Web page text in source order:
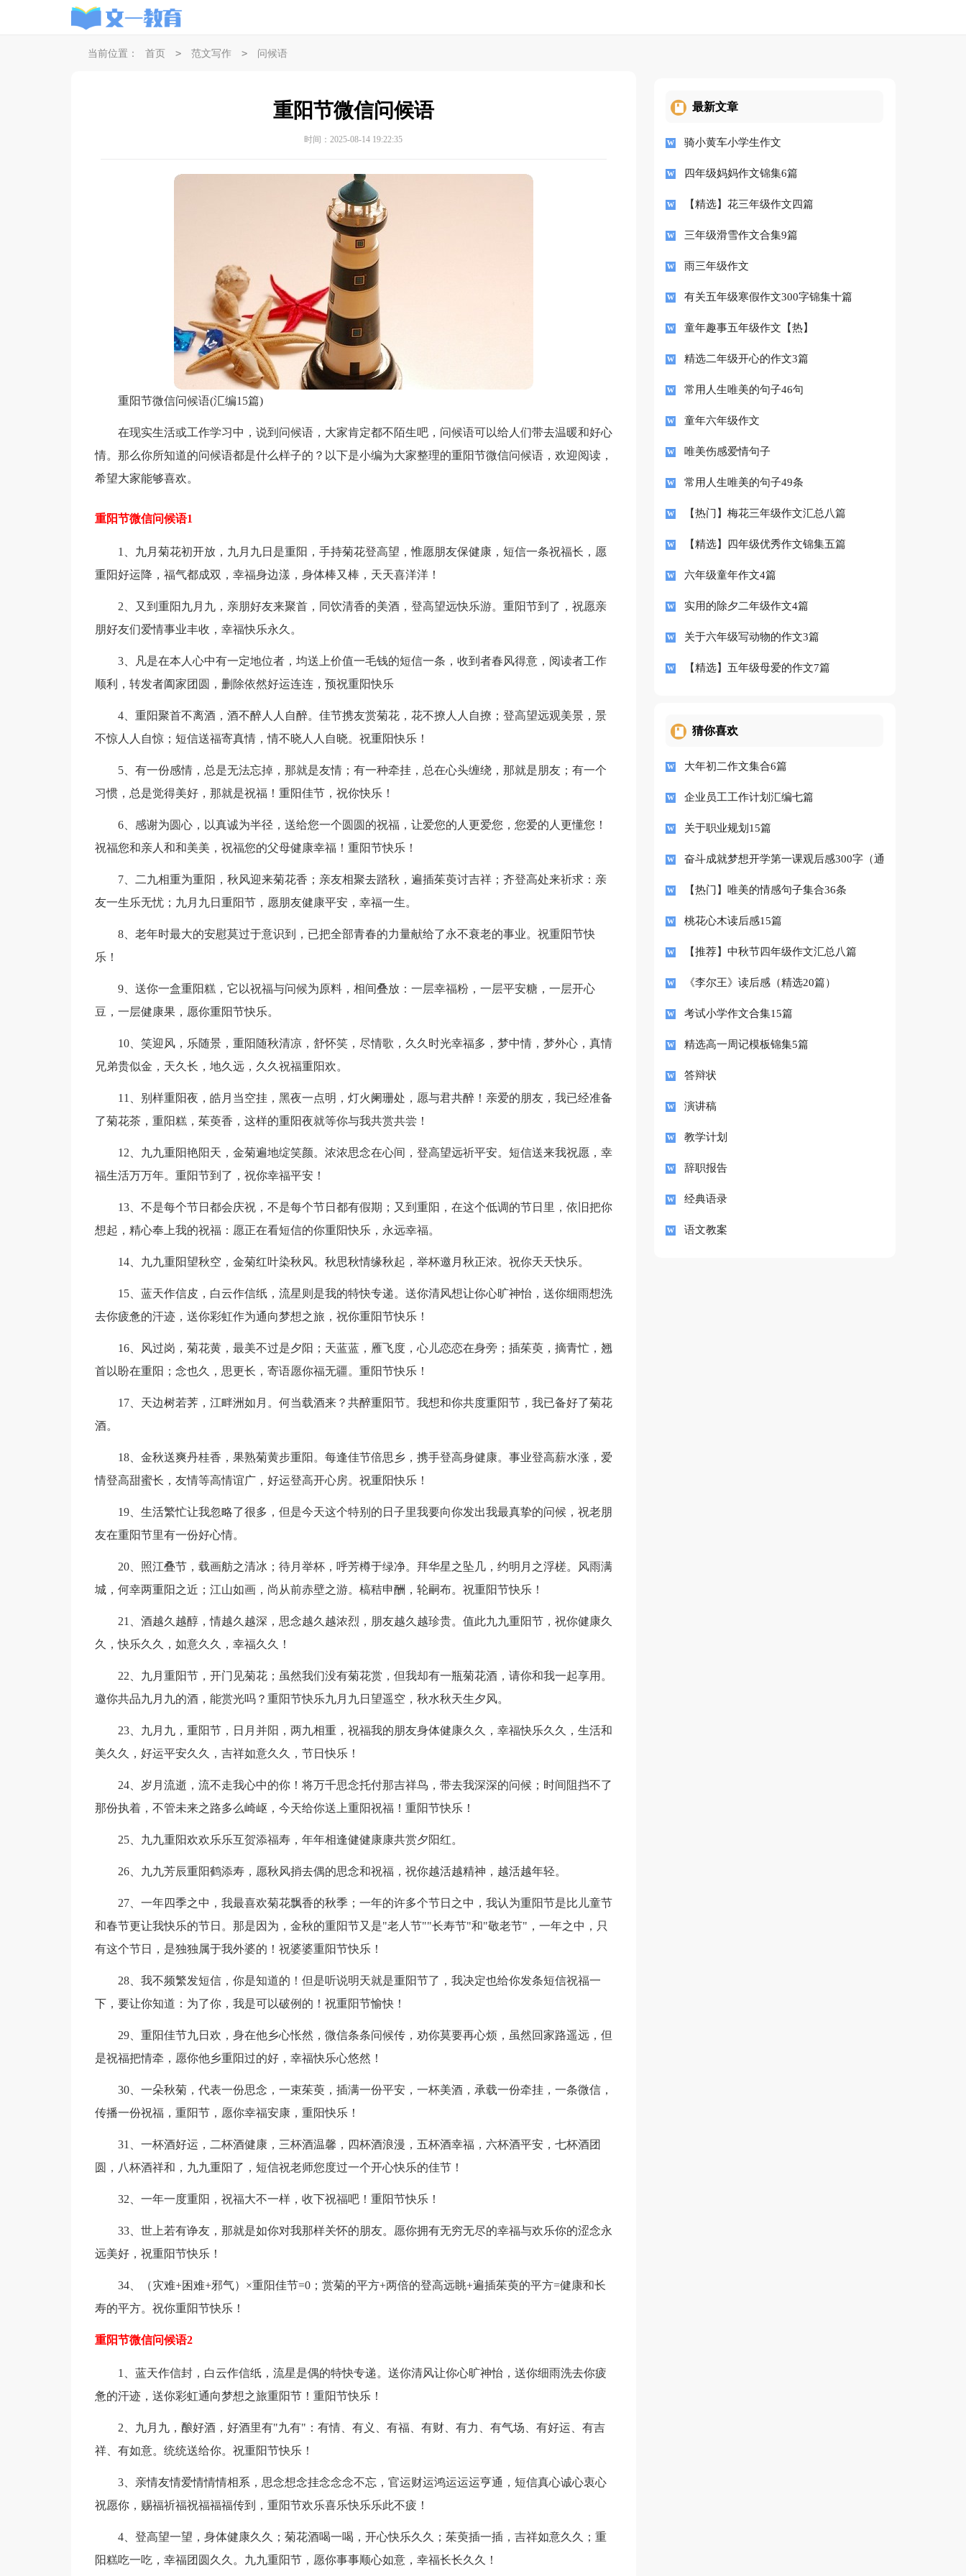
当前位置： 首页 > 范文写作 > 问候语
重阳节微信问候语
时间：2025-08-14 19:22:35
重阳节微信问候语(汇编15篇)
在现实生活或工作学习中，说到问候语，大家肯定都不陌生吧，问候语可以给人们带去温暖和好心
情。那么你所知道的问候语都是什么样子的？以下是小编为大家整理的重阳节微信问候语，欢迎阅读，
希望大家能够喜欢。
重阳节微信问候语1
1、九月菊花初开放，九月九日是重阳，手持菊花登高望，惟愿朋友保健康，短信一条祝福长，愿
重阳好运降，福气都成双，幸福身边漾，身体棒又棒，天天喜洋洋！
2、又到重阳九月九，亲朋好友来聚首，同饮清香的美酒，登高望远快乐游。重阳节到了，祝愿亲
朋好友们爱情事业丰收，幸福快乐永久。
3、凡是在本人心中有一定地位者，均送上价值一毛钱的短信一条，收到者春风得意，阅读者工作
顺利，转发者阖家团圆，删除依然好运连连，预祝重阳快乐
4、重阳聚首不离酒，酒不醉人人自醉。佳节携友赏菊花，花不撩人人自撩；登高望远观美景，景
不惊人人自惊；短信送福寄真情，情不晓人人自晓。祝重阳快乐！
5、有一份感情，总是无法忘掉，那就是友情；有一种牵挂，总在心头缠绕，那就是朋友；有一个
习惯，总是觉得美好，那就是祝福！重阳佳节，祝你快乐！
6、感谢为圆心，以真诚为半径，送给您一个圆圆的祝福，让爱您的人更爱您，您爱的人更懂您！
祝福您和亲人和和美美，祝福您的父母健康幸福！重阳节快乐！
7、二九相重为重阳，秋风迎来菊花香；亲友相聚去踏秋，遍插茱萸讨吉祥；齐登高处来祈求：亲
友一生乐无忧；九月九日重阳节，愿朋友健康平安，幸福一生。
8、老年时最大的安慰莫过于意识到，已把全部青春的力量献给了永不衰老的事业。祝重阳节快
乐！
9、送你一盒重阳糕，它以祝福与问候为原料，相间叠放：一层幸福粉，一层平安糖，一层开心
豆，一层健康果，愿你重阳节快乐。
10、笑迎风，乐随景，重阳随秋清凉，舒怀笑，尽情歌，久久时光幸福多，梦中情，梦外心，真情
兄弟贵似金，天久长，地久远，久久祝福重阳欢。
11、别样重阳夜，皓月当空挂，黑夜一点明，灯火阑珊处，愿与君共醉！亲爱的朋友，我已经准备
了菊花茶，重阳糕，茱萸香，这样的重阳夜就等你与我共赏共尝！
12、九九重阳艳阳天，金菊遍地绽笑颜。浓浓思念在心间，登高望远祈平安。短信送来我祝愿，幸
福生活万万年。重阳节到了，祝你幸福平安！
13、不是每个节日都会庆祝，不是每个节日都有假期；又到重阳，在这个低调的节日里，依旧把你
想起，精心奉上我的祝福：愿正在看短信的你重阳快乐，永远幸福。
14、九九重阳望秋空，金菊红叶染秋风。秋思秋情缘秋起，举杯邀月秋正浓。祝你天天快乐。
15、蓝天作信皮，白云作信纸，流星则是我的特快专递。送你清风想让你心旷神怡，送你细雨想洗
去你疲惫的汗迹，送你彩虹作为通向梦想之旅，祝你重阳节快乐！
16、风过岗，菊花黄，最美不过是夕阳；天蓝蓝，雁飞度，心儿恋恋在身旁；插茱萸，摘青忙，翘
首以盼在重阳；念也久，思更长，寄语愿你福无疆。重阳节快乐！
17、天边树若荠，江畔洲如月。何当载酒来？共醉重阳节。我想和你共度重阳节，我已备好了菊花
酒。
18、金秋送爽丹桂香，果熟菊黄步重阳。每逢佳节倍思乡，携手登高身健康。事业登高薪水涨，爱
情登高甜蜜长，友情等高情谊广，好运登高开心房。祝重阳快乐！
19、生活繁忙让我忽略了很多，但是今天这个特别的日子里我要向你发出我最真挚的问候，祝老朋
友在重阳节里有一份好心情。
20、照江叠节，载画舫之清冰；待月举杯，呼芳樽于绿净。拜华星之坠几，约明月之浮槎。风雨满
城，何幸两重阳之近；江山如画，尚从前赤壁之游。槁秸申酬，轮嗣布。祝重阳节快乐！
21、酒越久越醇，情越久越深，思念越久越浓烈，朋友越久越珍贵。值此九九重阳节，祝你健康久
久，快乐久久，如意久久，幸福久久！
22、九月重阳节，开门见菊花；虽然我们没有菊花赏，但我却有一瓶菊花酒，请你和我一起享用。
邀你共品九月九的酒，能赏光吗？重阳节快乐九月九日望遥空，秋水秋天生夕风。
23、九月九，重阳节，日月并阳，两九相重，祝福我的朋友身体健康久久，幸福快乐久久，生活和
美久久，好运平安久久，吉祥如意久久，节日快乐！
24、岁月流逝，流不走我心中的你！将万千思念托付那吉祥鸟，带去我深深的问候；时间阻挡不了
那份执着，不管未来之路多么崎岖，今天给你送上重阳祝福！重阳节快乐！
25、九九重阳欢欢乐乐互贺添福寿，年年相逢健健康康共赏夕阳红。
26、九九芳辰重阳鹤添寿，愿秋风捎去偶的思念和祝福，祝你越活越精神，越活越年轻。
27、一年四季之中，我最喜欢菊花飘香的秋季；一年的许多个节日之中，我认为重阳节是比儿童节
和春节更让我快乐的节日。那是因为，金秋的重阳节又是"老人节""长寿节"和"敬老节"，一年之中，只
有这个节日，是独独属于我外婆的！祝婆婆重阳节快乐！
28、我不频繁发短信，你是知道的！但是听说明天就是重阳节了，我决定也给你发条短信祝福一
下，要让你知道：为了你，我是可以破例的！祝重阳节愉快！
29、重阳佳节九日欢，身在他乡心怅然，微信条条问候传，劝你莫要再心烦，虽然回家路遥远，但
是祝福把情牵，愿你他乡重阳过的好，幸福快乐心悠然！
30、一朵秋菊，代表一份思念，一束茱萸，插满一份平安，一杯美酒，承载一份牵挂，一条微信，
传播一份祝福，重阳节，愿你幸福安康，重阳快乐！
31、一杯酒好运，二杯酒健康，三杯酒温馨，四杯酒浪漫，五杯酒幸福，六杯酒平安，七杯酒团
圆，八杯酒祥和，九九重阳了，短信祝老师您度过一个开心快乐的佳节！
32、一年一度重阳，祝福大不一样，收下祝福吧！重阳节快乐！
33、世上若有诤友，那就是如你对我那样关怀的朋友。愿你拥有无穷无尽的幸福与欢乐你的涩念永
远美好，祝重阳节快乐！
34、（灾难+困难+邪气）×重阳佳节=0；赏菊的平方+两倍的登高远眺+遍插茱萸的平方=健康和长
寿的平方。祝你重阳节快乐！
重阳节微信问候语2
1、蓝天作信封，白云作信纸，流星是偶的特快专递。送你清风让你心旷神怡，送你细雨洗去你疲
惫的汗迹，送你彩虹通向梦想之旅重阳节！重阳节快乐！
2、九月九，酿好酒，好酒里有"九有"：有情、有义、有福、有财、有力、有气场、有好运、有吉
祥、有如意。统统送给你。祝重阳节快乐！
3、亲情友情爱情情情相系，思念想念挂念念念不忘，官运财运鸿运运运亨通，短信真心诚心衷心
祝愿你，赐福祈福祝福福福传到，重阳节欢乐喜乐快乐乐此不疲！
4、登高望一望，身体健康久久；菊花酒喝一喝，开心快乐久久；茱萸插一插，吉祥如意久久；重
阳糕吃一吃，幸福团圆久久。九九重阳节，愿你事事顺心如意，幸福长长久久！
最新文章
骑小黄车小学生作文
四年级妈妈作文锦集6篇
【精选】花三年级作文四篇
三年级滑雪作文合集9篇
雨三年级作文
有关五年级寒假作文300字锦集十篇
童年趣事五年级作文【热】
精选二年级开心的作文3篇
常用人生唯美的句子46句
童年六年级作文
唯美伤感爱情句子
常用人生唯美的句子49条
【热门】梅花三年级作文汇总八篇
【精选】四年级优秀作文锦集五篇
六年级童年作文4篇
实用的除夕二年级作文4篇
关于六年级写动物的作文3篇
【精选】五年级母爱的作文7篇
猜你喜欢
大年初二作文集合6篇
企业员工工作计划汇编七篇
关于职业规划15篇
奋斗成就梦想开学第一课观后感300字（通用8篇）
【热门】唯美的情感句子集合36条
桃花心木读后感15篇
【推荐】中秋节四年级作文汇总八篇
《李尔王》读后感（精选20篇）
考试小学作文合集15篇
精选高一周记模板锦集5篇
答辩状
演讲稿
教学计划
辞职报告
经典语录
语文教案